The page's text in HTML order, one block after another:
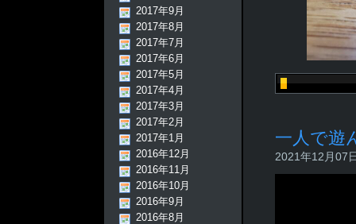
一人で遊
2021年12月07
2017年9月
2017年8月
2017年7月
2017年6月
2017年5月
2017年4月
2017年3月
2017年2月
2017年1月
2016年12月
2016年11月
2016年10月
2016年9月
2016年8月